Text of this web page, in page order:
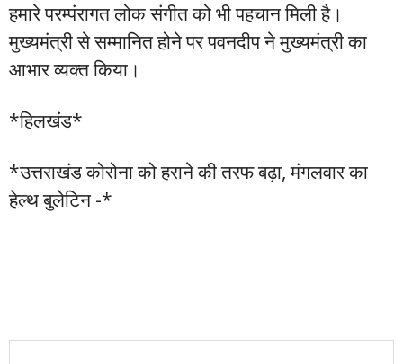
हमारे परम्पंरागत लोक संगीत को भी पहचान मिली है।
मुख्यमंत्री से सम्मानित होने पर पवनदीप ने मुख्यमंत्री का
आभार व्यक्त किया।
*हिलखंड*
*उत्तराखंड कोरोना को हराने की तरफ बढ़ा, मंगलवार का
हेल्थ बुलेटिन -*